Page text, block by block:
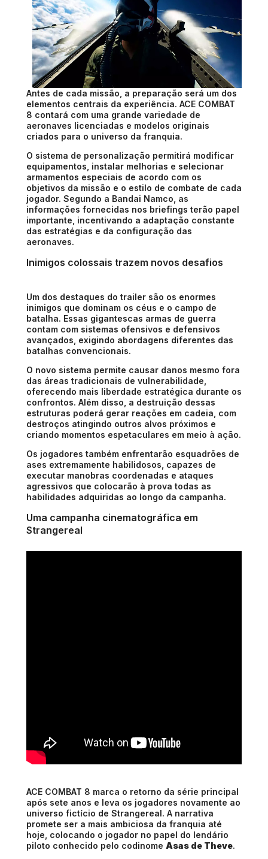
Antes de cada missão, a preparação será um dos
elementos centrais da experiência. ACE COMBAT
8 contará com uma grande variedade de
aeronaves licenciadas e modelos originais
criados para o universo da franquia.
O sistema de personalização permitirá modificar
equipamentos, instalar melhorias e selecionar
armamentos especiais de acordo com os
objetivos da missão e o estilo de combate de cada
jogador. Segundo a Bandai Namco, as
informações fornecidas nos briefings terão papel
importante, incentivando a adaptação constante
das estratégias e da configuração das
aeronaves.
Inimigos colossais trazem novos desafios
Um dos destaques do trailer são os enormes
inimigos que dominam os céus e o campo de
batalha. Essas gigantescas armas de guerra
contam com sistemas ofensivos e defensivos
avançados, exigindo abordagens diferentes das
batalhas convencionais.
O novo sistema permite causar danos mesmo fora
das áreas tradicionais de vulnerabilidade,
oferecendo mais liberdade estratégica durante os
confrontos. Além disso, a destruição dessas
estruturas poderá gerar reações em cadeia, com
destroços atingindo outros alvos próximos e
criando momentos espetaculares em meio à ação.
Os jogadores também enfrentarão esquadrões de
ases extremamente habilidosos, capazes de
executar manobras coordenadas e ataques
agressivos que colocarão à prova todas as
habilidades adquiridas ao longo da campanha.
Uma campanha cinematográfica em
Strangereal
ACE COMBAT 8 marca o retorno da série principal
após sete anos e leva os jogadores novamente ao
universo fictício de Strangereal. A narrativa
promete ser a mais ambiciosa da franquia até
hoje, colocando o jogador no papel do lendário
piloto conhecido pelo codinome Asas de Theve.